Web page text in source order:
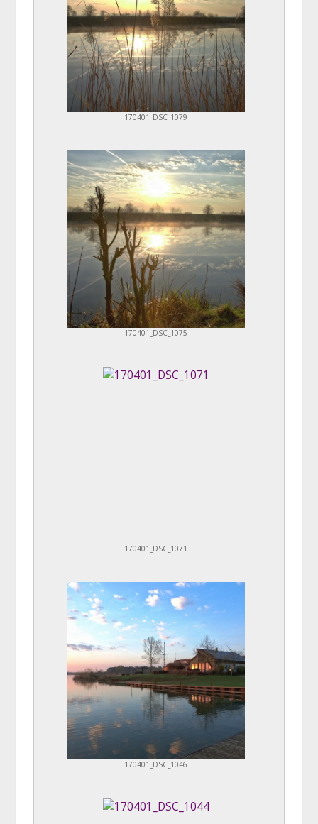
170401_DSC_1079
170401_DSC_1075
170401_DSC_1071
170401_DSC_1046